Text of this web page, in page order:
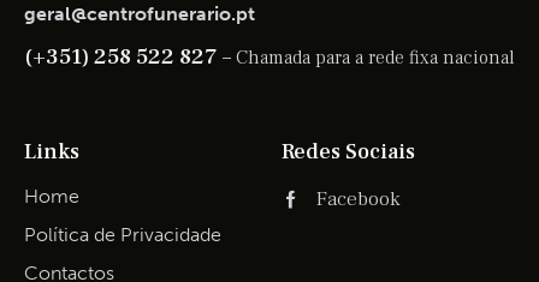
geral@centrofunerario.pt
(+351) 258 522 827 – Chamada para a rede fixa nacional
Links
Home
Política de Privacidade
Contactos
Redes Sociais
Facebook